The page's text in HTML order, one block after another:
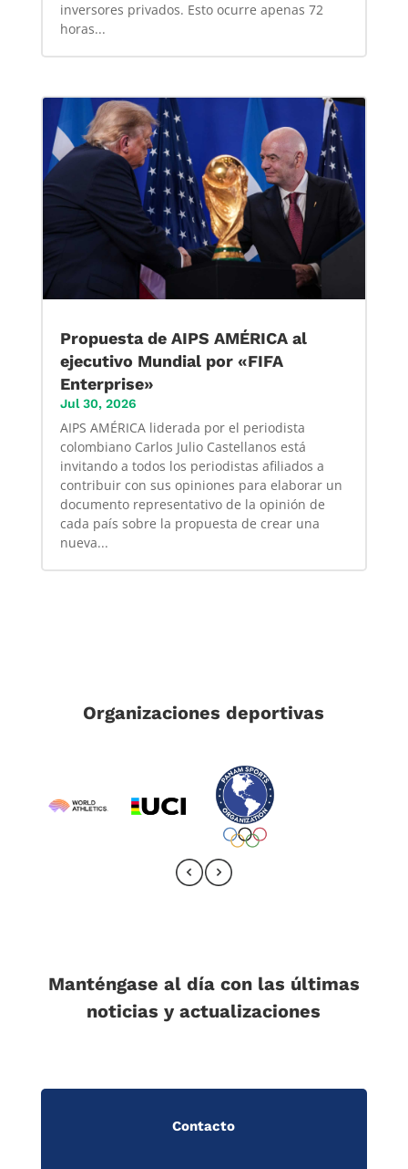
inversores privados. Esto ocurre apenas 72
horas...
Propuesta de AIPS AMÉRICA al
ejecutivo Mundial por «FIFA
Enterprise»
Jul 30, 2026
AIPS AMÉRICA liderada por el periodista
colombiano Carlos Julio Castellanos está
invitando a todos los periodistas afiliados a
contribuir con sus opiniones para elaborar un
documento representativo de la opinión de
cada país sobre la propuesta de crear una
nueva...
Organizaciones deportivas
Manténgase al día con las últimas
noticias y actualizaciones
Contacto